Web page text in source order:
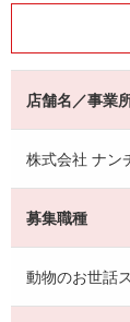
店舗名／事業
株式会社 ナン
募集職種
動物のお世話